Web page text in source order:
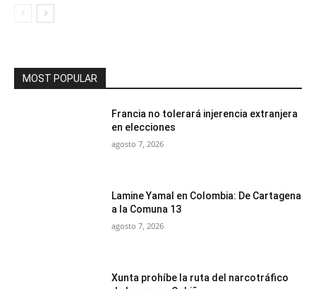
MOST POPULAR
Francia no tolerará injerencia extranjera
en elecciones
agosto 7, 2026
Lamine Yamal en Colombia: De Cartagena
a la Comuna 13
agosto 7, 2026
Xunta prohíbe la ruta del narcotráfico